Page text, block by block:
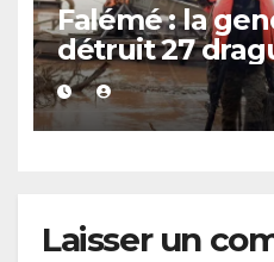
Falémé : la
détruit 27
cadre de la
l’exploitation
Laisser un